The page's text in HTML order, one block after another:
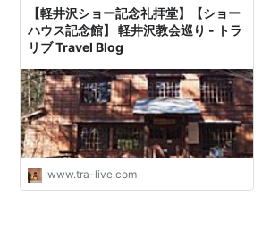
【軽井沢ショー記念礼拝堂】【ショー
ハウス記念館】 軽井沢教会巡り - トラ
リブ Travel Blog
www.tra-live.com